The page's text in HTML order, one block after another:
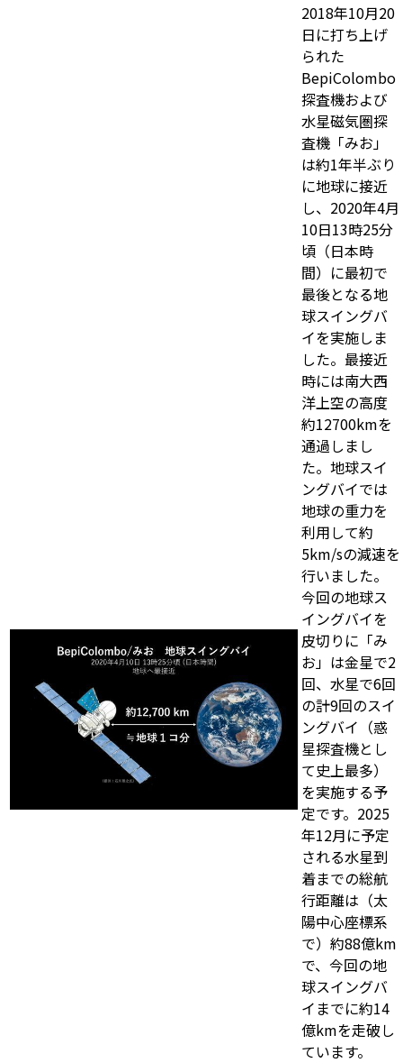
2018年10月20
日に打ち上げ
られた
BepiColombo
探査機および
水星磁気圏探
査機「みお」
は約1年半ぶり
に地球に接近
し、2020年4月
10日13時25分
頃（日本時
間）に最初で
最後となる地
球スイングバ
イを実施しま
した。最接近
時には南大西
洋上空の高度
約12700kmを
通過しまし
た。地球スイ
ングバイでは
地球の重力を
利用して約
5km/sの減速を
行いました。
今回の地球ス
イングバイを
皮切りに「み
お」は金星で2
回、水星で6回
の計9回のスイ
ングバイ（惑
星探査機とし
て史上最多）
を実施する予
定です。2025
年12月に予定
される水星到
着までの総航
行距離は（太
陽中心座標系
で）約88億km
で、今回の地
球スイングバ
イまでに約14
億kmを走破し
ています。